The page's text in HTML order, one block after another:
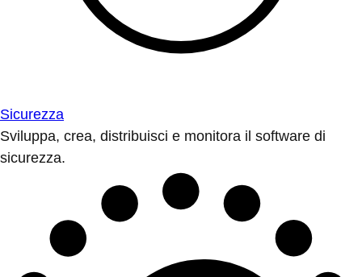
Sicurezza
Sviluppa, crea, distribuisci e monitora il software di
sicurezza.